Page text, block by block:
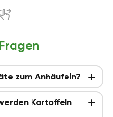
zum Anhäufeln?
Kartoffeln